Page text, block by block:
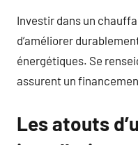
Investir dans un
d’améliorer
énergétiques. Se
assurent un
Les atouts